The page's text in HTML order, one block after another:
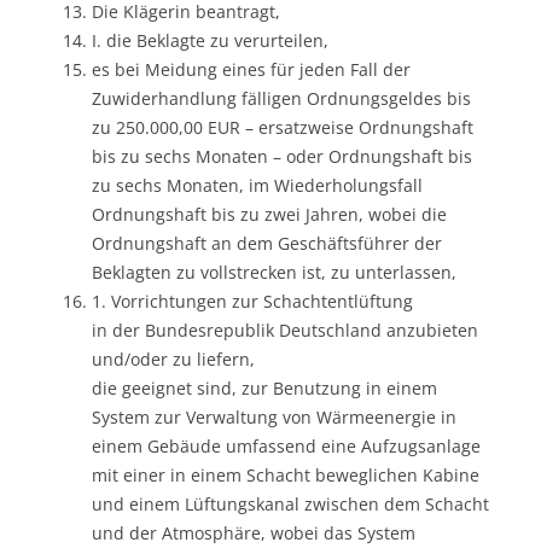
Die Klägerin beantragt,
I. die Beklagte zu verurteilen,
es bei Meidung eines für jeden Fall der
Zuwiderhandlung fälligen Ordnungsgeldes bis
zu 250.000,00 EUR – ersatzweise Ordnungshaft
bis zu sechs Monaten – oder Ordnungshaft bis
zu sechs Monaten, im Wiederholungsfall
Ordnungshaft bis zu zwei Jahren, wobei die
Ordnungshaft an dem Geschäftsführer der
Beklagten zu vollstrecken ist, zu unterlassen,
1. Vorrichtungen zur Schachtentlüftung
in der Bundesrepublik Deutschland anzubieten
und/oder zu liefern,
die geeignet sind, zur Benutzung in einem
System zur Verwaltung von Wärmeenergie in
einem Gebäude umfassend eine Aufzugsanlage
mit einer in einem Schacht beweglichen Kabine
und einem Lüftungskanal zwischen dem Schacht
und der Atmosphäre, wobei das System